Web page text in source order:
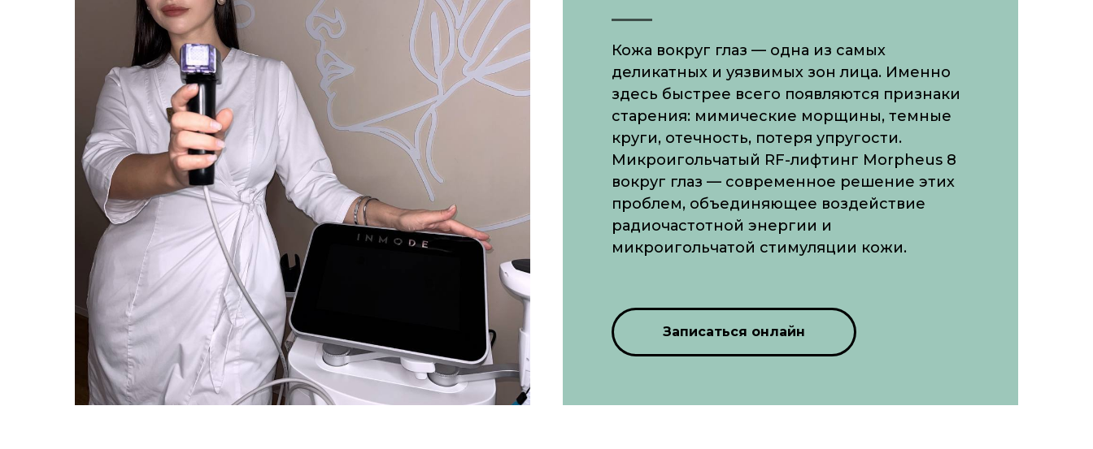
Кожа вокруг глаз — одна из самых
деликатных и уязвимых зон лица. Именно
здесь быстрее всего появляются признаки
старения: мимические морщины, темные
круги, отечность, потеря упругости.
Микроигольчатый RF-лифтинг Morpheus 8
вокруг глаз — современное решение этих
проблем, объединяющее воздействие
радиочастотной энергии и
микроигольчатой стимуляции кожи.
Записаться онлайн